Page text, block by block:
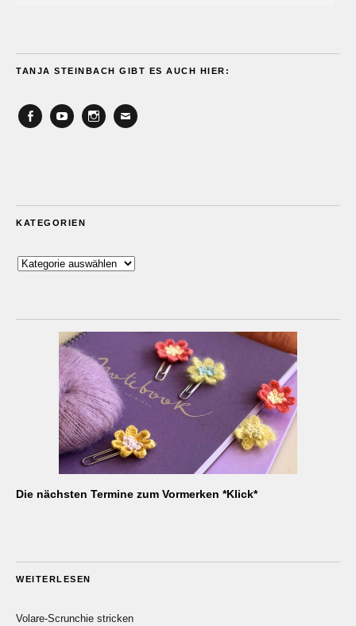
TANJA STEINBACH GIBT ES AUCH HIER:
KATEGORIEN
Kategorien
Die nächsten Termine zum Vormerken *Klick*
WEITERLESEN
Volare-Scrunchie stricken